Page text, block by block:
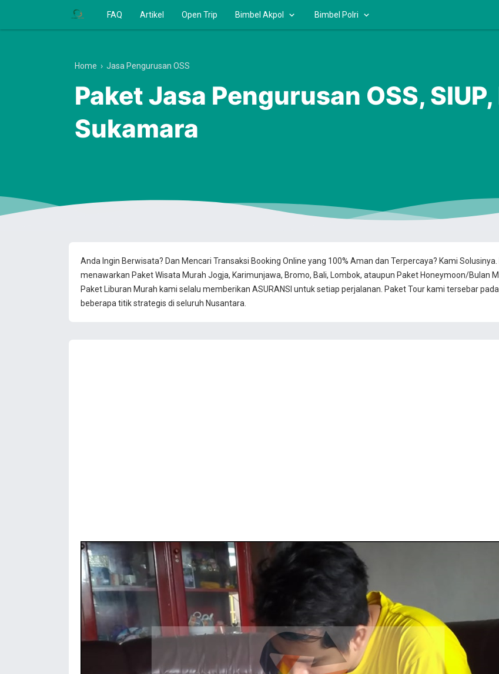
FAQ Artikel Open Trip Bimbel Akpol Bimbel Polri
Anda Ingin Berwisata? Dan Mencari Transaksi Booking Online yang 100% Aman dan Terpercaya? Kami Solusinya.
menawarkan Paket Wisata Murah Jogja, Karimunjawa, Bromo, Bali, Lombok, ataupun Paket Honeymoon/Bulan
Paket Liburan Murah kami selalu memberikan ASURANSI untuk setiap perjalanan. Paket Tour kami tersebar pada
beberapa titik strategis di seluruh Nusantara.
Home › Jasa Pengurusan OSS
Paket Jasa Pengurusan OSS, SIUP,
Sukamara